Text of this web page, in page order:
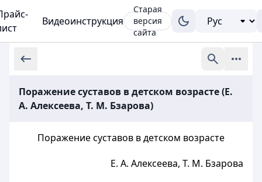
Видеоинструкция
Старая
версия
сайта
Поражение суставов в детском возрасте (Е.
А. Алексеева, Т. М. Бзарова)
Поражение суставов в детском возрасте
Е. А. Алексеева, Т. М. Бзарова